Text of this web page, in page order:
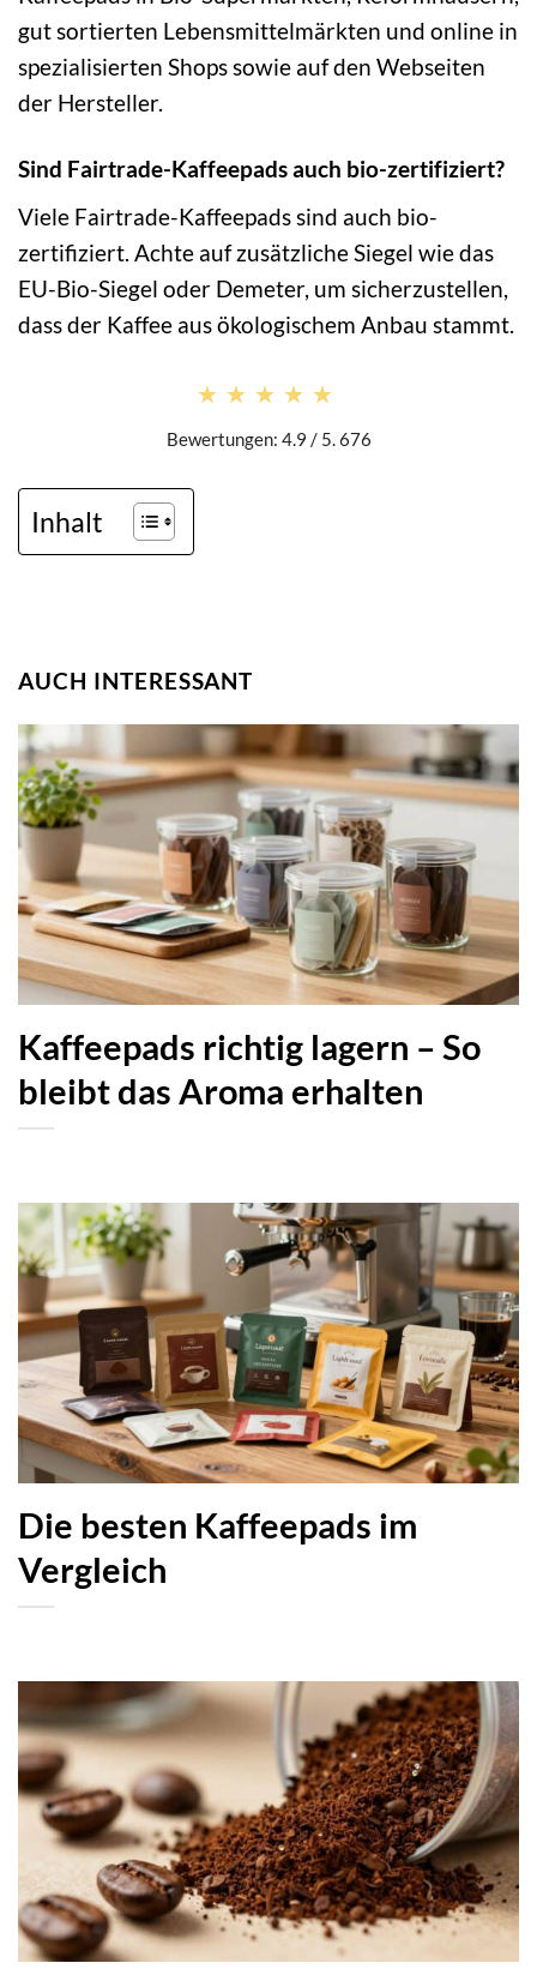
gut sortierten Lebensmittelmärkten und online in
spezialisierten Shops sowie auf den Webseiten
der Hersteller.
Sind Fairtrade-Kaffeepads auch bio-zertifiziert?
Viele Fairtrade-Kaffeepads sind auch bio-
zertifiziert. Achte auf zusätzliche Siegel wie das
EU-Bio-Siegel oder Demeter, um sicherzustellen,
dass der Kaffee aus ökologischem Anbau stammt.
★★★★★
★★★★★
Bewertungen: 4.9 / 5. 676
Inhalt
AUCH INTERESSANT
Kaffeepads richtig lagern – So
bleibt das Aroma erhalten
Die besten Kaffeepads im
Vergleich